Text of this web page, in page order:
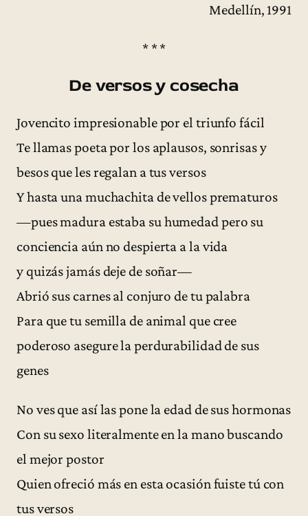
Medellín, 1991
* * *
De versos y cosecha
Jovencito impresionable por el triunfo fácil
Te llamas poeta por los aplausos, sonrisas y
besos que les regalan a tus versos
Y hasta una muchachita de vellos prematuros
—pues madura estaba su humedad pero su
conciencia aún no despierta a la vida
y quizás jamás deje de soñar—
Abrió sus carnes al conjuro de tu palabra
Para que tu semilla de animal que cree
poderoso asegure la perdurabilidad de sus
genes
No ves que así las pone la edad de sus hormonas
Con su sexo literalmente en la mano buscando
el mejor postor
Quien ofreció más en esta ocasión fuiste tú con
tus versos